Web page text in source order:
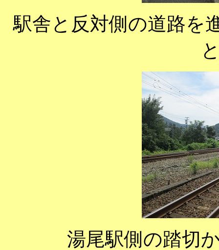
駅舎と反対側の道路を
湯尾駅側の踏切